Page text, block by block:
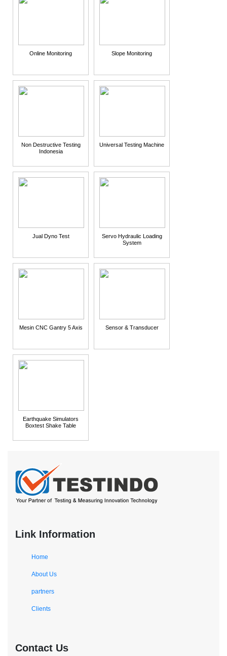
Online Monitoring Slope Monitoring
Non Destructive Testing
Indonesia
Universal Testing Machine
Jual Dyno Test
Servo Hydraulic Loading
System
Mesin CNC Gantry 5 Axis Sensor & Transducer
Earthquake Simulators
Boxtest Shake Table
Link Information
Home
About Us
partners
Clients
Contact Us